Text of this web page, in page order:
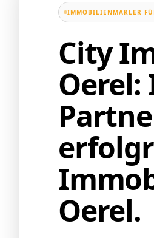
IMMOBILIENMAKLER
City
Oerel.